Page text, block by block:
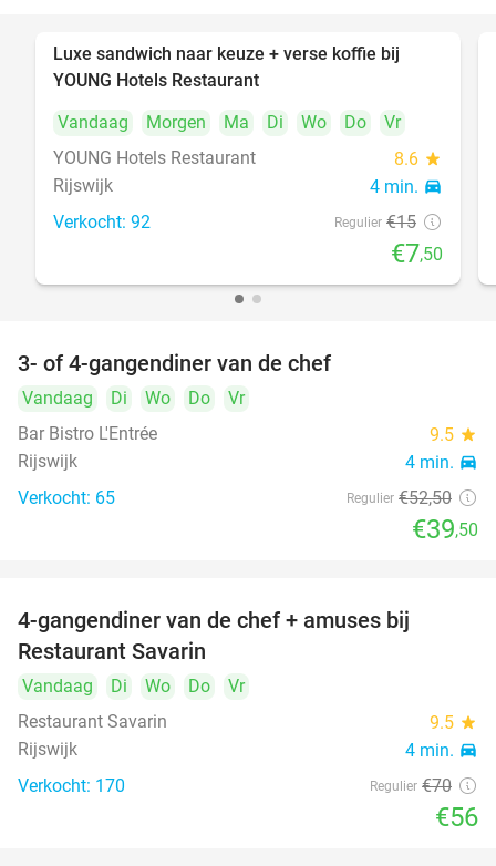
Luxe sandwich naar keuze + verse koffie bij
YOUNG Hotels Restaurant
Vandaag
Morgen Ma Di Wo Do
Vr
YOUNG Hotels Restaurant
8.6 star
Rijswijk 4 min. directions_car
Verkocht: 92 Regulier €15
€7,50
3- of 4-gangendiner van de chef
Vandaag Di Wo Do
Vr
Bar Bistro L'Entrée
9.5 star
Rijswijk 4 min. directions_car
Verkocht: 65 Regulier €52,50
€39,50
4-gangendiner van de chef + amuses bij
Restaurant Savarin
Vandaag Di Wo Do
Vr
Restaurant Savarin
9.5 star
Rijswijk 4 min. directions_car
Verkocht: 170 Regulier €70
€56